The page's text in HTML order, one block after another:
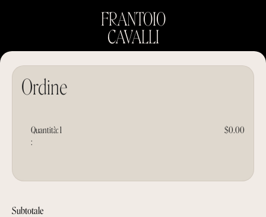
FRANTOIO
CAVALLI
Ordine
1
:
$0.00
Subtotale